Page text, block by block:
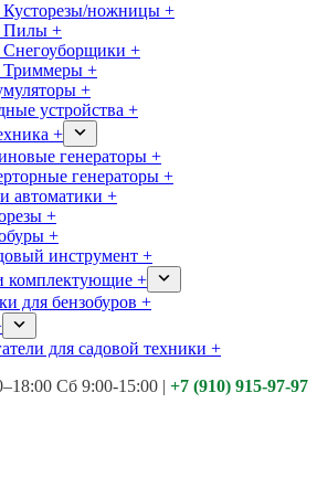
ножницы +
Пилы +
+
Триммеры +
+
устройства +
+
генераторы +
генераторы +
автоматики +
+
+
инструмент +
комплектующие +
для бензобуров +
для садовой техники +
Московская д.113
Сб 9:00-15:00 | +7 (910) 915-97-97